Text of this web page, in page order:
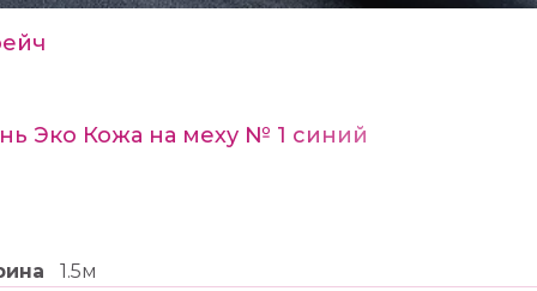
Эко Кожа на меху № 1 синий
1.5м